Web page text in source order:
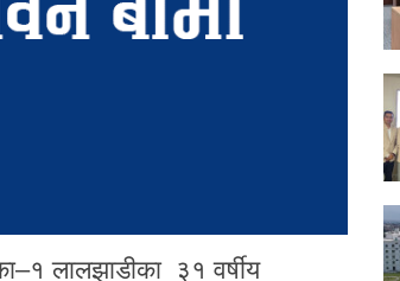
लालझाडीका ३१ वर्षीय